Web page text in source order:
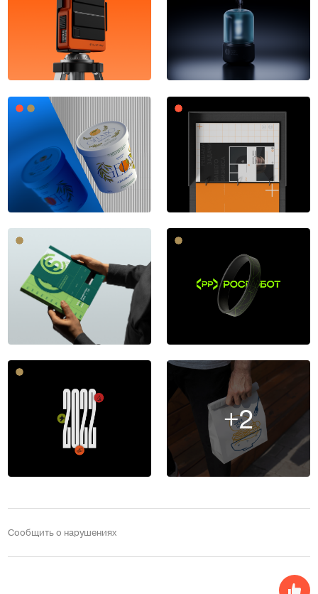
+2
Сообщить о нарушениях